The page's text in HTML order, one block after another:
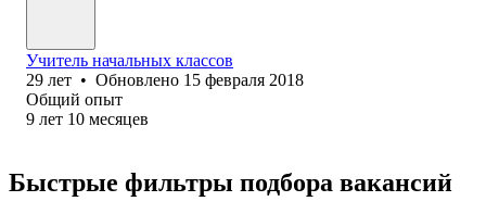
Учитель начальных классов
29 лет • Обновлено 15 февраля 2018
Общий опыт
9 лет 10 месяцев
Быстрые фильтры подбора вакансий